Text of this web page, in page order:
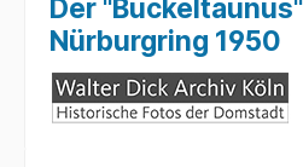
Der
Nürburgring 1950